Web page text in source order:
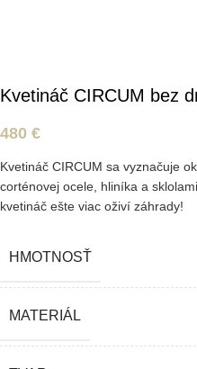
Kvetináč CIRCUM bez
480 €
Kvetináč CIRCUM sa vyznačuje
corténovej ocele, hliníka a
kvetináč ešte viac oživí záhrady!
HMOTNOSŤ
MATERIÁL